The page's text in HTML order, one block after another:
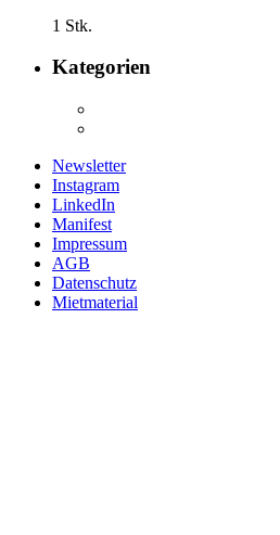
1 Stk.
Kategorien
Newsletter
Instagram
LinkedIn
Manifest
Impressum
AGB
Datenschutz
Mietmaterial